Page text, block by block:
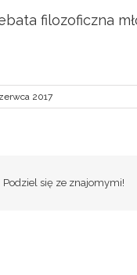
filozoficzna
2017
Podziel się ze znajomymi!